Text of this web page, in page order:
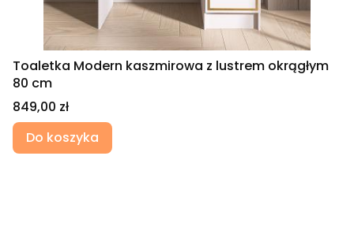
Toaletka Modern kaszmirowa z lustrem okrągłym
80 cm
Cena
849,00 zł
Do koszyka